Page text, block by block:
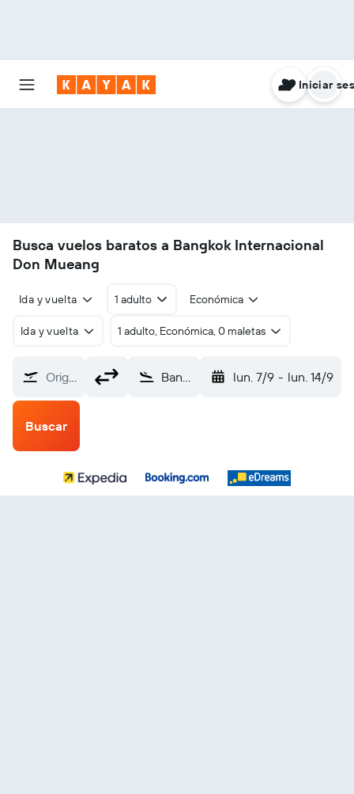
Iniciar
Busca vuelos baratos a Bangkok Internacional
Don Mueang
Ida y vuelta 1 adulto Económica
Ida y vuelta 1 adulto, Económica, 0 maletas
Origen Bangkok Internacional Don Mueang (DMK) lun. 7/9 - lun. 14/9
Buscar